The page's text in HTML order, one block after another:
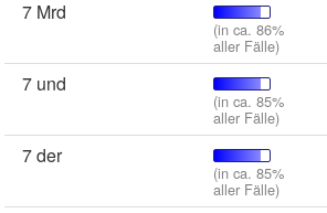
7 Mrd
(in ca. 86%
aller Fälle)
7 und
(in ca. 85%
aller Fälle)
7 der
(in ca. 85%
aller Fälle)